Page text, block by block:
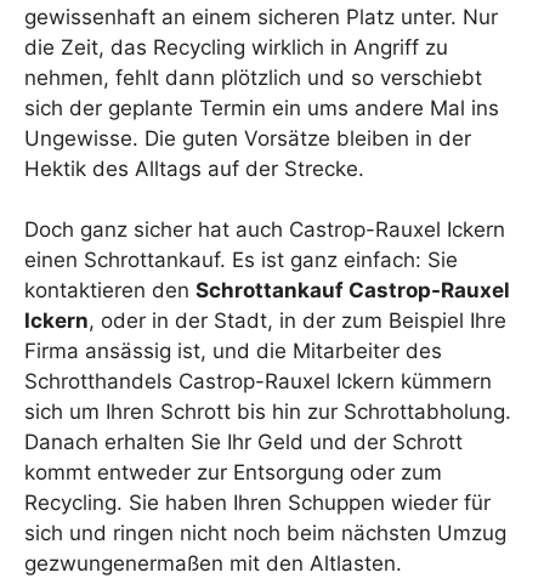
gewissenhaft an einem sicheren Platz unter. Nur
die Zeit, das Recycling wirklich in Angriff zu
nehmen, fehlt dann plötzlich und so verschiebt
sich der geplante Termin ein ums andere Mal ins
Ungewisse. Die guten Vorsätze bleiben in der
Hektik des Alltags auf der Strecke.
Doch ganz sicher hat auch Castrop-Rauxel Ickern
einen Schrottankauf. Es ist ganz einfach: Sie
kontaktieren den Schrottankauf Castrop-Rauxel
Ickern, oder in der Stadt, in der zum Beispiel Ihre
Firma ansässig ist, und die Mitarbeiter des
Schrotthandels Castrop-Rauxel Ickern kümmern
sich um Ihren Schrott bis hin zur Schrottabholung.
Danach erhalten Sie Ihr Geld und der Schrott
kommt entweder zur Entsorgung oder zum
Recycling. Sie haben Ihren Schuppen wieder für
sich und ringen nicht noch beim nächsten Umzug
gezwungenermaßen mit den Altlasten.